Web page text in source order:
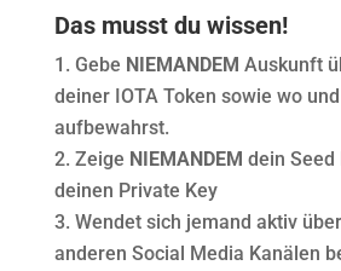
Das musst du wissen!
Gebe NIEMANDEM Auskunft
deiner IOTA Token sowie wo
aufbewahrst.
Zeige NIEMANDEM dein Seed
deinen Private Key
Wendet sich jemand aktiv
anderen Social Media Kanälen